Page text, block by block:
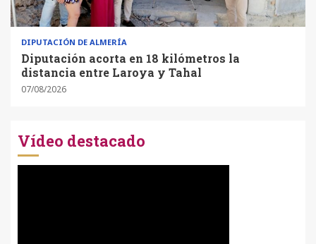
DIPUTACIÓN DE ALMERÍA
Diputación acorta en 18 kilómetros la
distancia entre Laroya y Tahal
07/08/2026
Vídeo destacado